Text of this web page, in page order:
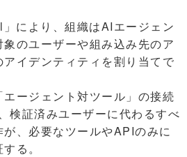
により、組織はAIエージェン
象のユーザーや組み込み先のア
イデンティティを割り当てで
エージェント対ツール」の接続
検証済みユーザーに代わるすべ
、必要なツールやAPIのみに
る。